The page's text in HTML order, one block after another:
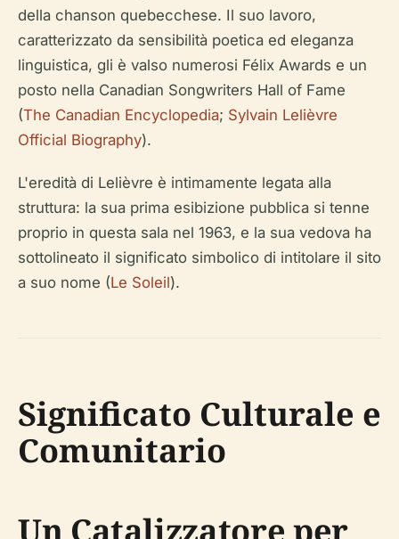
della chanson quebecchese. Il suo lavoro,
caratterizzato da sensibilità poetica ed eleganza
linguistica, gli è valso numerosi Félix Awards e un
posto nella Canadian Songwriters Hall of Fame
(The Canadian Encyclopedia; Sylvain Lelièvre
Official Biography).
L'eredità di Lelièvre è intimamente legata alla
struttura: la sua prima esibizione pubblica si tenne
proprio in questa sala nel 1963, e la sua vedova ha
sottolineato il significato simbolico di intitolare il sito
a suo nome (Le Soleil).
Significato Culturale e
Comunitario